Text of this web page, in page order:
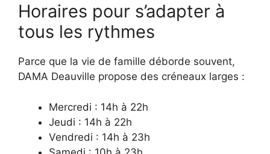
Horaires pour s’adapter à
tous les rythmes
Parce que la vie de famille déborde souvent,
DAMA Deauville propose des créneaux larges :
Mercredi : 14h à 22h
Jeudi : 14h à 22h
Vendredi : 14h à 23h